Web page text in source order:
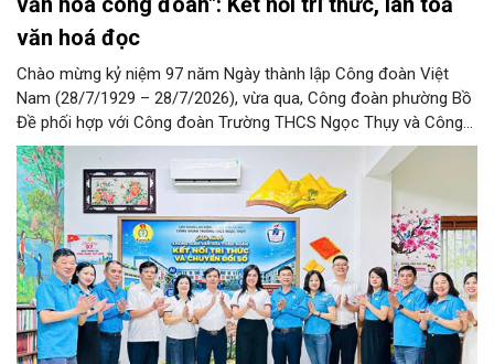
văn hoá đọc
Chào mừng kỷ niệm 97 năm Ngày thành lập Công đoàn Việt
Nam (28/7/1929 – 28/7/2026), vừa qua, Công đoàn phường Bồ
Đề phối hợp với Công đoàn Trường THCS Ngọc Thụy và Công
đoàn Trường Tiểu học Ái Mộ B tổ chức Lễ ra mắt Mô hình
“Không gian văn hóa công đoàn”.